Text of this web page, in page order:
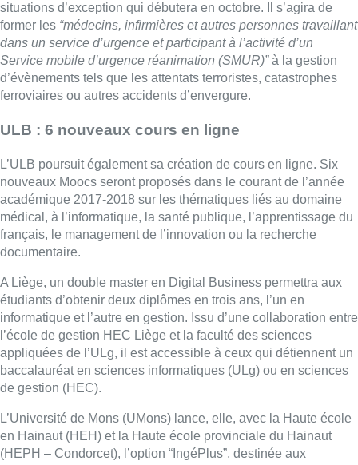
situations d’exception qui débutera en octobre. Il s’agira de
former les “médecins, infirmières et autres personnes travaillant
dans un service d’urgence et participant à l’activité d’un
Service mobile d’urgence réanimation (SMUR)”à la gestion
d’évènements tels que les attentats terroristes, catastrophes
ferroviaires ou autres accidents d’envergure.
ULB : 6 nouveaux cours en ligne
L’ULB poursuit également sa création de cours en ligne. Six
nouveaux Moocs seront proposés dans le courant de l’année
académique 2017-2018 sur les thématiques liés au domaine
médical, à l’informatique, la santé publique, l’apprentissage du
français, le management de l’innovation ou la recherche
documentaire.
A Liège, un double master en Digital Business permettra aux
étudiants d’obtenir deux diplômes en trois ans, l’un en
informatique et l’autre en gestion. Issu d’une collaboration entre
l’école de gestion HEC Liège et la faculté des sciences
appliquées de l’ULg, il est accessible à ceux qui détiennent un
baccalauréat en sciences informatiques (ULg) ou en sciences
de gestion (HEC).
L’Université de Mons (UMons) lance, elle, avec la Haute école
en Hainaut (HEH) et la Haute école provinciale du Hainaut
(HEPH – Condorcet), l’option “IngéPlus”, destinée aux